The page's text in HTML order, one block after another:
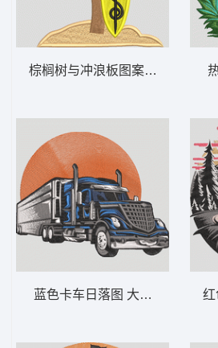
棕榈树与冲浪板图案 棕榈树和
蓝色卡车日落图 大卡车日落——